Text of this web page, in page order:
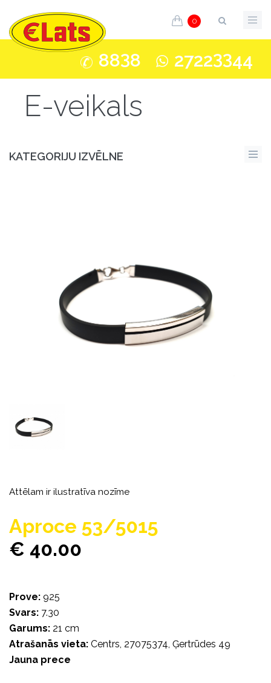
0
8838 27223344
E-veikals
KATEGORIJU IZVĒLNE
Attēlam ir ilustratīva nozīme
Aproce 53/5015
€ 40.00
Prove: 925
Svars: 7.30
Garums: 21 cm
Atrašanās vieta: Centrs, 27075374, Ģertrūdes 49
Jauna prece